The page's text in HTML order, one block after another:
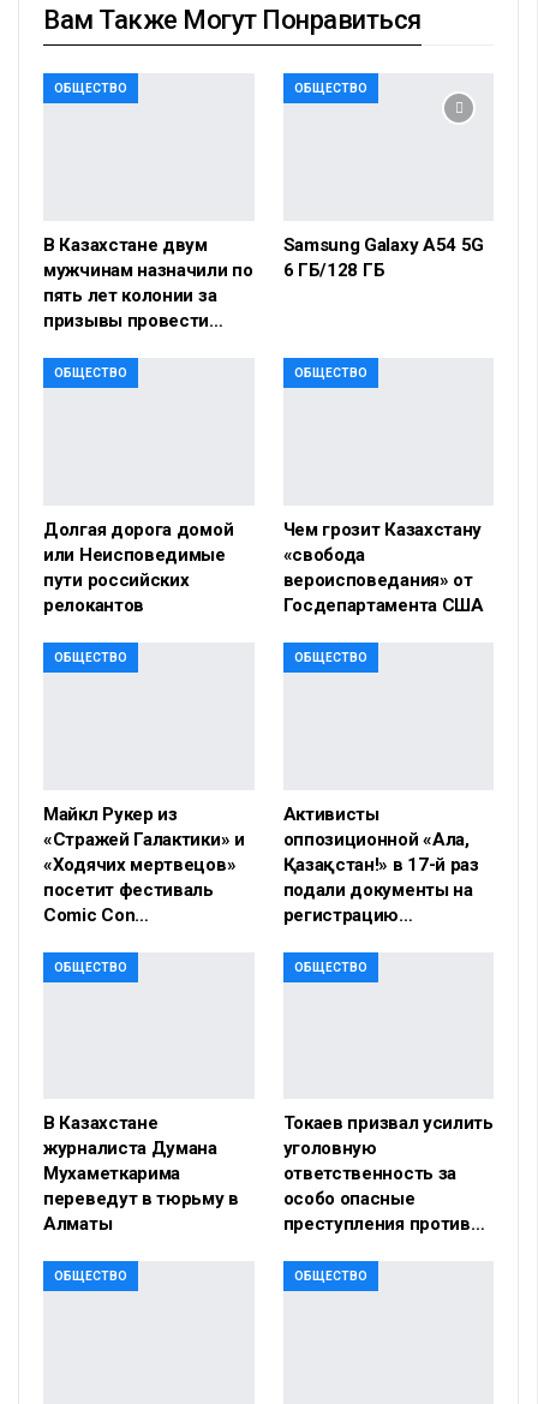
Вам Также Могут Понравиться
ОБЩЕСТВО
В Казахстане двум
мужчинам назначили по
пять лет колонии за
призывы провести…
ОБЩЕСТВО
Samsung Galaxy A54 5G
6 ГБ/128 ГБ
ОБЩЕСТВО
Долгая дорога домой
или Неисповедимые
пути российских
релокантов
ОБЩЕСТВО
Чем грозит Казахстану
«свобода
вероисповедания» от
Госдепартамента США
ОБЩЕСТВО
Майкл Рукер из
«Стражей Галактики» и
«Ходячих мертвецов»
посетит фестиваль
Comic Con…
ОБЩЕСТВО
Активисты
оппозиционной «Алға,
Қазақстан!» в 17-й раз
подали документы на
регистрацию…
ОБЩЕСТВО
В Казахстане
журналиста Думана
Мухаметкарима
переведут в тюрьму в
Алматы
ОБЩЕСТВО
Токаев призвал усилить
уголовную
ответственность за
особо опасные
преступления против…
ОБЩЕСТВО ОБЩЕСТВО